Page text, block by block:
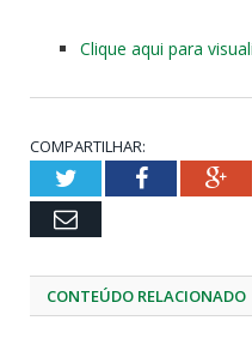
Clique aqui para
COMPARTILHAR:
TwitterFacebook
Email
CONTEÚDO RELACIONADO